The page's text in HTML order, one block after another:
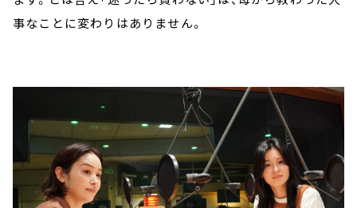
事なことに変わりはありません。